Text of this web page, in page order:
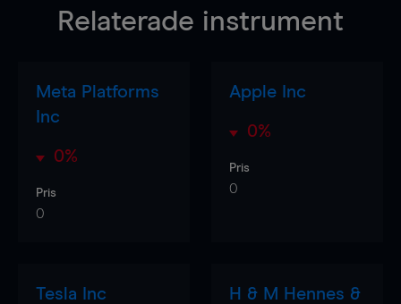
Relaterade instrument
Meta Platforms
Inc
0%
Pris
0
Apple Inc
0%
Pris
0
Tesla Inc
H & M Hennes &